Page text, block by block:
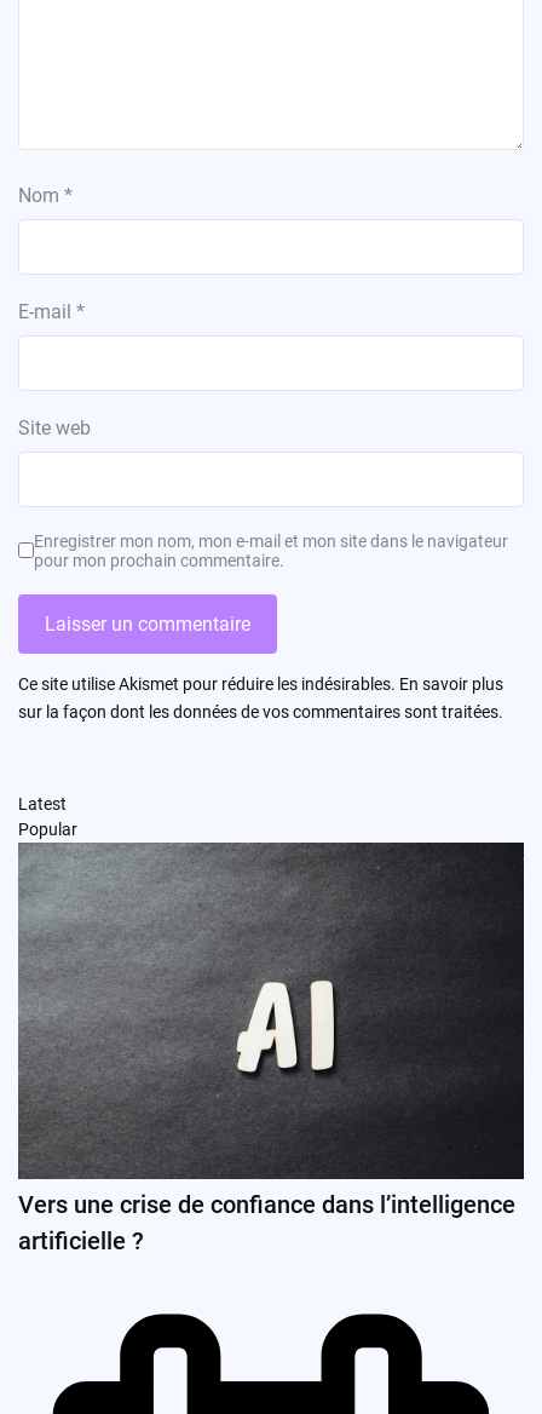
Nom *
E-mail *
Site web
Enregistrer mon nom, mon e-mail et mon site dans le navigateur
pour mon prochain commentaire.
Ce site utilise Akismet pour réduire les indésirables. En savoir plus
sur la façon dont les données de vos commentaires sont traitées.
Latest
Popular
Vers une crise de confiance dans l’intelligence
artificielle ?